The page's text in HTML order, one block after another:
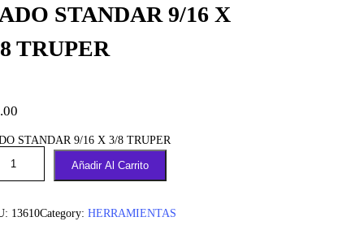
STANDAR 9/16 X
TRUPER
STANDAR 9/16 X 3/8 TRUPER
Añadir Al Carrito
13610Category: HERRAMIENTAS